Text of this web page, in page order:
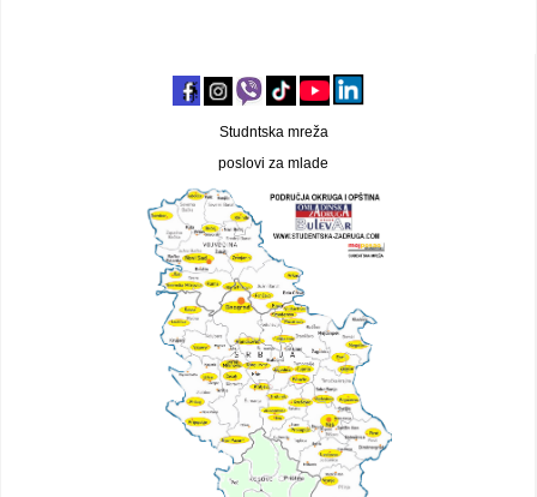
Studntska mreža
poslovi za mlade